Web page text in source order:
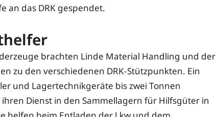
an das DRK gespendet.
brachten Linde Material Handling und der
zu den verschiedenen DRK-Stützpunkten. Ein
und Lagertechnikgeräte bis zwei Tonnen
Dienst in den Sammellagern für Hilfsgüter in